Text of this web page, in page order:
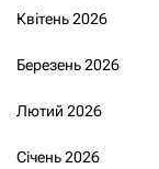
Квітень 2026
Березень 2026
Лютий 2026
Січень 2026